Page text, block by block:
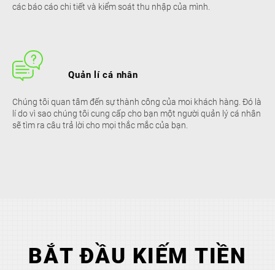
các báo cáo chi tiết và kiểm soát thu nhập của mình.
Quản lí cá nhân
Chúng tôi quan tâm đến sự thành công của moi khách hàng. Đó là
lí do vì sao chúng tôi cung cấp cho bạn một người quản lý cá nhân
sẽ tìm ra câu trả lời cho mọi thắc mắc của bạn.
BẮT ĐẦU KIẾM TIỀN